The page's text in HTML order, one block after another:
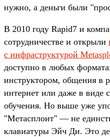
нужно, а деньги были
В 2010 году Rapid7 и
сотрудничестве и открыли
с инфраструктурой
доступно в любых
инструктором, общения в
интернет или даже в виде
обучения. Но выше уже
"Метасплоит" — не
клавиатуры Эйч Ди. Это